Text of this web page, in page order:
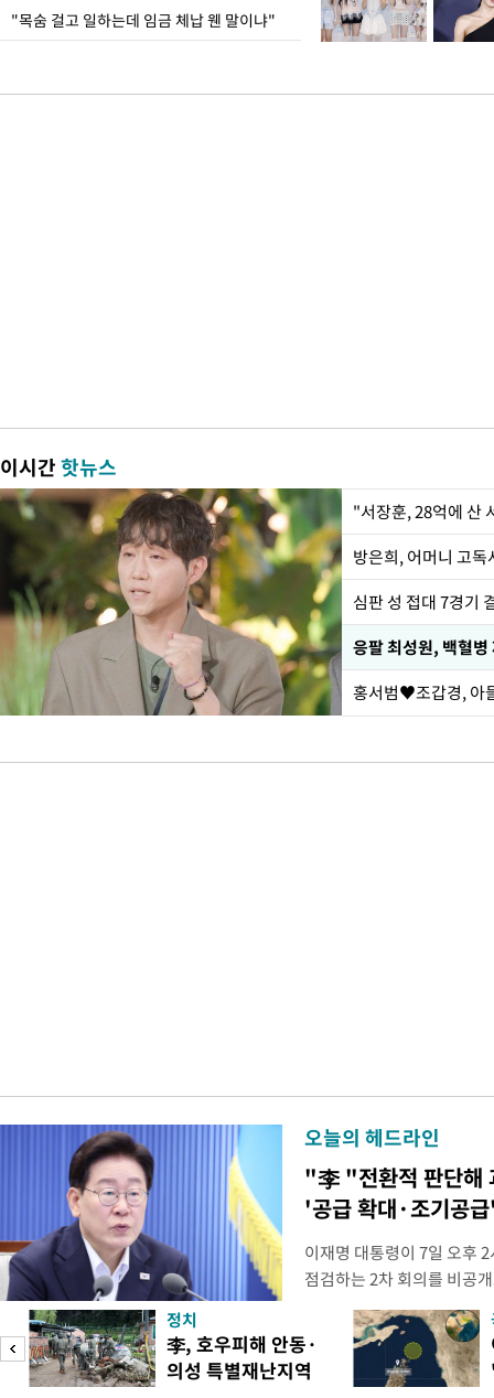
"목숨 걸고 일하는데 임금 체납 웬 말이냐"
이시간핫뉴스
"서장훈, 28억에 산
방은희, 어머니 고
심판 성 접대 7경기
응팔 최성원, 백혈
홍서범♥조갑경, 아
오늘의 헤드라인
"李 "전환적 판단해
'공급 확대·조기공
이재명 대통령이 7일 오후
점검하는 2차 회의를 비공
관계부처 장관들과 위원
금융 지원 방향 및 방안과
지원 방안을 보고 받았다고
면 브리핑에서 밝혔다 회의
정치
李, 호우피해 안동·
의성 특별재난지역